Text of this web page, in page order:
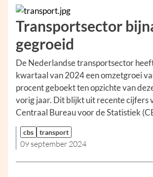
Transportsector
gegroeid
De Nederlandse transportsector
kwartaal van 2024 een omzetgroei
procent geboekt ten opzichte van
vorig jaar. Dit blijkt uit recente cijfers
Centraal Bureau voor de Statistiek
cbs transport
09 september 2024